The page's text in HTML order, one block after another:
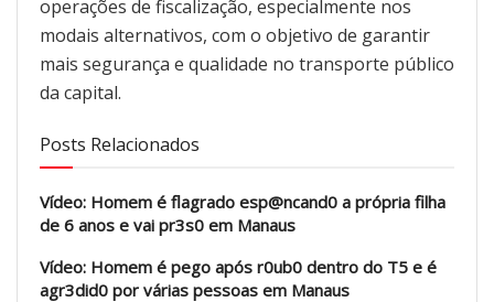
operações de fiscalização, especialmente nos
modais alternativos, com o objetivo de garantir
mais segurança e qualidade no transporte público
da capital.
Posts Relacionados
Vídeo: Homem é flagrado esp@ncand0 a própria filha
de 6 anos e vai pr3s0 em Manaus
Vídeo: Homem é pego após r0ub0 dentro do T5 e é
agr3did0 por várias pessoas em Manaus